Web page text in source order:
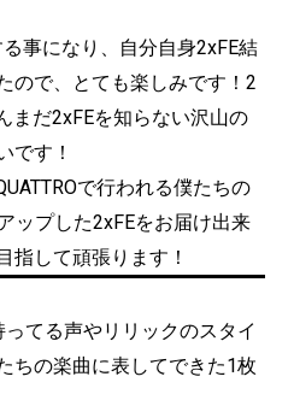
事になり、自分自身2xFE結
ので、とても楽しみです！2
まだ2xFEを知らない沢山の
です！
で行われる僕たちの
ップした2xFEをお届け出来
指して頑張ります！
てる声やリリックのスタイ
ちの楽曲に表してできた1枚